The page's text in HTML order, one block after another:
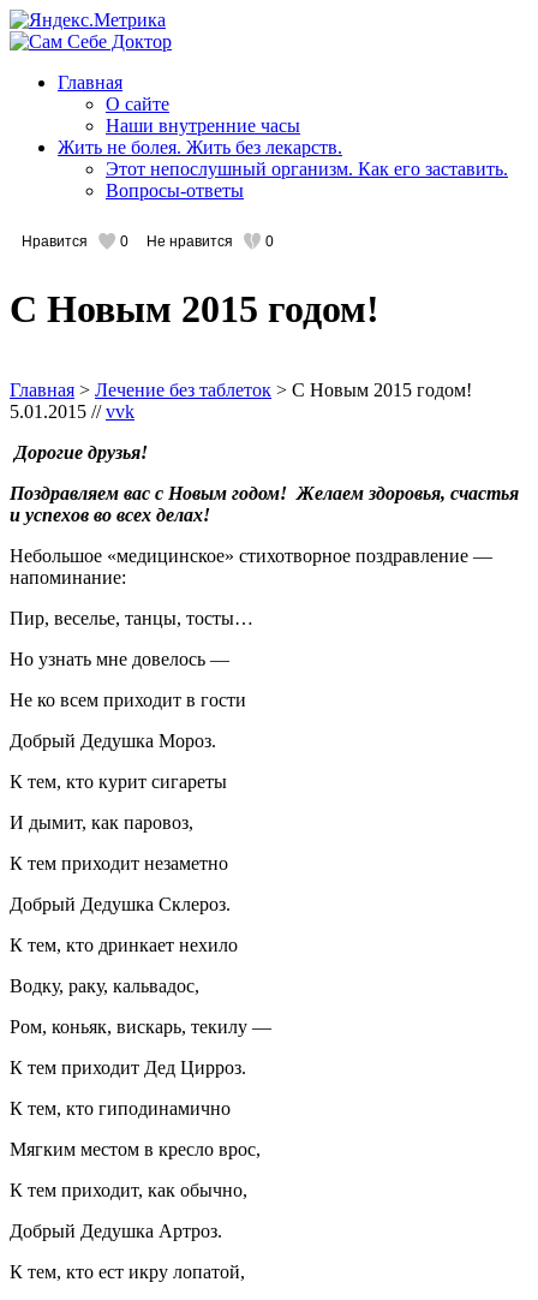
Главная
О сайте
Наши внутренние часы
Жить не болея. Жить без лекарств.
Этот непослушный организм. Как его заставить.
Вопросы-ответы
Нравится 0 Не нравится 0
С Новым 2015 годом!
Главная > Лечение без таблеток > С Новым 2015 годом!
5.01.2015 //vvk
Дорогие друзья!
Поздравляем вас с Новым годом! Желаем здоровья, счастья
и успехов во всех делах!
Небольшое «медицинское» стихотворное поздравление —
напоминание:
Пир, веселье, танцы, тосты…
Но узнать мне довелось —
Не ко всем приходит в гости
Добрый Дедушка Мороз.
К тем, кто курит сигареты
И дымит, как паровоз,
К тем приходит незаметно
Добрый Дедушка Склероз.
К тем, кто дринкает нехило
Водку, раку, кальвадос,
Ром, коньяк, вискарь, текилу —
К тем приходит Дед Цирроз.
К тем, кто гиподинамично
Мягким местом в кресло врос,
К тем приходит, как обычно,
Добрый Дедушка Артроз.
К тем, кто ест икру лопатой,